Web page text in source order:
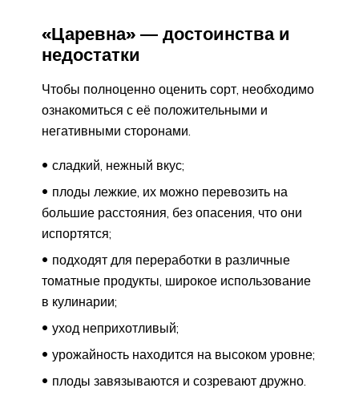
«Царевна» — достоинства и
недостатки
Чтобы полноценно оценить сорт, необходимо
ознакомиться с её положительными и
негативными сторонами.
сладкий, нежный вкус;
плоды лежкие, их можно перевозить на
большие расстояния, без опасения, что они
испортятся;
подходят для переработки в различные
томатные продукты, широкое использование
в кулинарии;
уход неприхотливый;
урожайность находится на высоком уровне;
плоды завязываются и созревают дружно.